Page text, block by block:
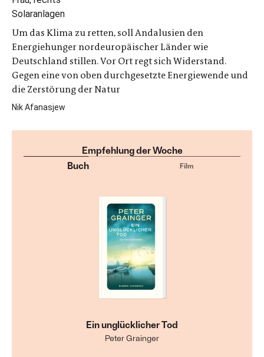
Um das Klima zu retten, soll Andalusien den
Energiehunger nordeuropäischer Länder wie
Deutschland stillen. Vor Ort regt sich Widerstand.
Gegen eine von oben durchgesetzte Energiewende und
die Zerstörung der Natur
Nik Afanasjew
Empfehlung der Woche
Buch
Film
Ein unglücklicher Tod
Peter Grainger